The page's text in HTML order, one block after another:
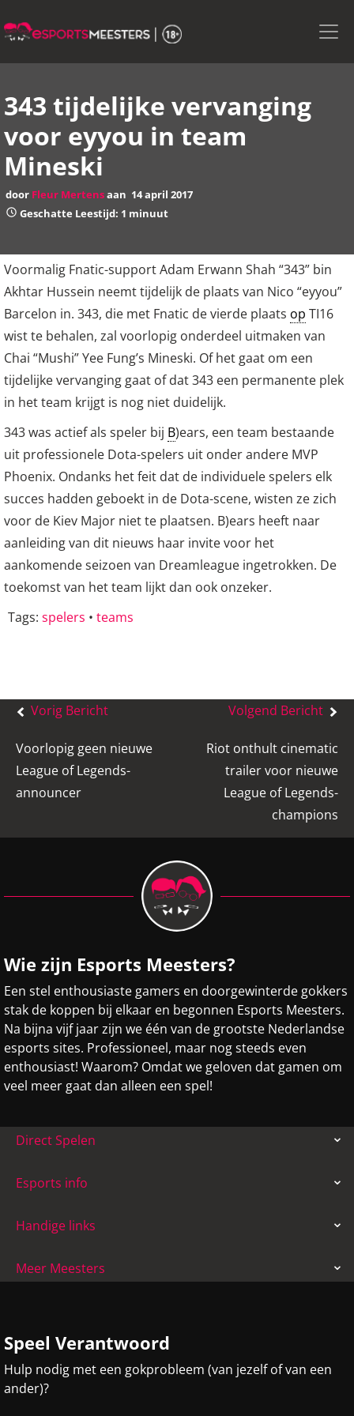
to
343 tijdelijke vervanging
voor eyyou in team
Mineski
door Fleur Mertensaan 14 april 2017
Geschatte Leestijd: 1 minuut
Voormalig Fnatic-support Adam Erwann Shah “343” bin
Akhtar Hussein neemt tijdelijk de plaats van Nico “eyyou”
Barcelon in. 343, die met Fnatic de vierde plaats op TI16
wist te behalen, zal voorlopig onderdeel uitmaken van
Chai “Mushi” Yee Fung’s Mineski. Of het gaat om een
tijdelijke vervanging gaat of dat 343 een permanente plek
in het team krijgt is nog niet duidelijk.
343 was actief als speler bij B)ears, een team bestaande
uit professionele Dota-spelers uit onder andere MVP
Phoenix. Ondanks het feit dat de individuele spelers elk
succes hadden geboekt in de Dota-scene, wisten ze zich
voor de Kiev Major niet te plaatsen. B)ears heeft naar
aanleiding van dit nieuws haar invite voor het
aankomende seizoen van Dreamleague ingetrokken. De
toekomst van het team lijkt dan ook onzeker.
Tags: spelers • teams
Bericht
Vorig Bericht
Voorlopig geen nieuwe
League of Legends-
announcer
Volgend Bericht
Riot onthult cinematic
trailer voor nieuwe
League of Legends-
champions
Wie zijn Esports Meesters?
Een stel enthousiaste gamers en doorgewinterde gokkers
stak de koppen bij elkaar en begonnen Esports Meesters.
Na bijna vijf jaar zijn we één van de grootste Nederlandse
esports sites. Professioneel, maar nog steeds even
enthousiast! Waarom? Omdat we geloven dat gamen om
veel meer gaat dan alleen een spel!
Direct Spelen
Esports info
Handige links
Meer Meesters
Speel Verantwoord
Hulp nodig met een gokprobleem (van jezelf of van een
ander)?